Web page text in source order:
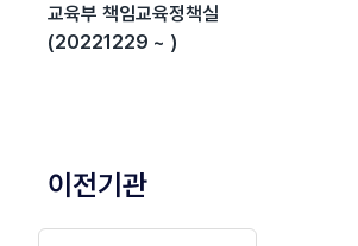
교육부 책임교육정책실
(20221229 ~ )
이전기관